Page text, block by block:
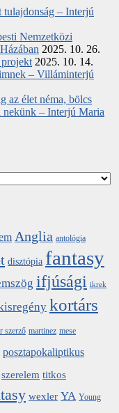
tulajdonság – Interjú
Nemzetközi
2025. 10. 26.
2025. 10. 14.
– Villáminterjú
az élet néma, bölcs
nekünk – Interjú Maria
Anglia antológia
disztópia fantasy
ifjúsági ikrek
kortárs
szerző martinez mese
posztapokaliptikus
szerelem titkos
wexler YA Young